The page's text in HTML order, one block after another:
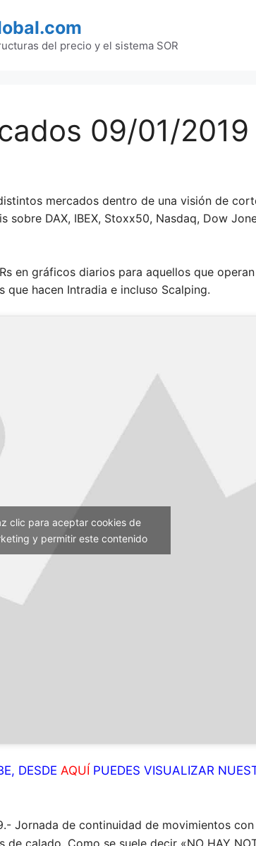
del precio y el sistema SOR
09/01/2019
mercados dentro de una visión de
sobre DAX, IBEX, Stoxx50, Nasdaq, Dow
en gráficos diarios para aquellos que
hacen Intradia e incluso Scalping.
clic para aceptar cookies de
y permitir este contenido
DESDE AQUÍ PUEDES VISUALIZAR
Jornada de continuidad de movimientos